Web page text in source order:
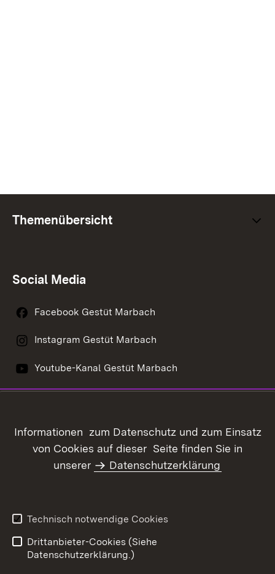
Themenübersicht
Social Media
Facebook Gestüt Marbach
Instagram Gestüt Marbach
Youtube-Kanal Gestüt Marbach
Barrierefreiheit
Benutzungshinweise
Impressum
Informationen zum Datenschutz und zum Einsatz
von Cookies auf dieser Seite finden Sie in
unserer
Datenschutzerklärung
Technisch notwendige Cookies
Drittanbieter-Cookies (Siehe
Datenschutzerklärung.)